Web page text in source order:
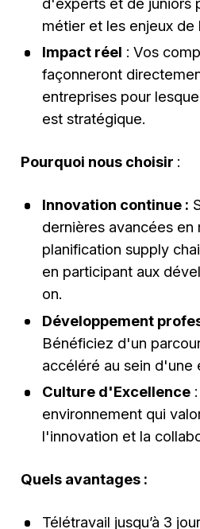
métier et les enjeux de
Impact réel : Vos
façonneront
entreprises pour
est stratégique.
Pourquoi nous choisir :
Innovation continue :
dernières avancées en
planification supply
en participant aux
on.
Développement
Bénéficiez d'un
accéléré au sein d'une
Culture d'Excellence:
environnement qui
l'innovation et la
Quels avantages :
Télétravail jusqu’à 3